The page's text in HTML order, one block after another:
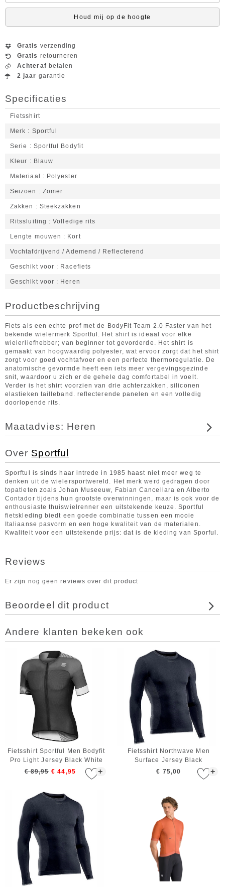
Houd mij op de hoogte
Gratis verzending
Gratis retourneren
Achteraf betalen
2 jaar garantie
Specificaties
Fietsshirt
Merk Sportful
Serie Sportful Bodyfit
Kleur Blauw
Materiaal Polyester
Seizoen Zomer
Zakken Steekzakken
Ritssluiting Volledige rits
Lengte mouwen Kort
Vochtafdrijvend / Ademend / Reflecterend
Geschikt voor Racefiets
Geschikt voor Heren
Productbeschrijving
Fiets als een echte prof met de BodyFit Team 2.0 Faster van het
bekende wielermerk Sportful. Het shirt is ideaal voor elke
wielerliefhebber; van beginner tot gevorderde. Het shirt is
gemaakt van hoogwaardig polyester, wat ervoor zorgt dat het shirt
zorgt voor goed vochtafvoer en een perfecte thermoregulatie. De
anatomische gevormde heeft een iets meer vergevingsgezinde
snit, waardoor u zich er de gehele dag comfortabel in voelt.
Verder is het shirt voorzien van drie achterzakken, siliconen
elastieken tailleband. reflecterende panelen en een volledig
doorlopende rits.
Maatadvies: Heren
Over Sportful
Sporftul is sinds haar intrede in 1985 haast niet meer weg te
denken uit de wielersportwereld. Het merk werd gedragen door
topatleten zoals Johan Museeuw, Fabian Cancellara en Alberto
Contador tijdens hun grootste overwinningen, maar is ook voor de
enthousiaste thuiswielrenner een uitstekende keuze. Sportful
fietskleding biedt een goede combinatie tussen een mooie
Italiaanse pasvorm en een hoge kwaliteit van de materialen.
Kwaliteit voor een uitstekende prijs: dat is de kleding van Sporful.
Reviews
Er zijn nog geen reviews over dit product
Beoordeel dit product
Andere klanten bekeken ook
+
Fietsshirt Sportful Men Bodyfit
Pro Light Jersey Black White
€ 89,95 € 44,95 +
Fietsshirt Northwave Men
Surface Jersey Black
€ 75,00